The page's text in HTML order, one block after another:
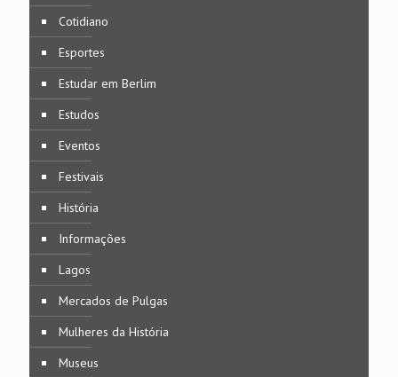
Cotidiano
Esportes
Estudar em Berlim
Estudos
Eventos
Festivais
História
Informações
Lagos
Mercados de Pulgas
Mulheres da História
Museus